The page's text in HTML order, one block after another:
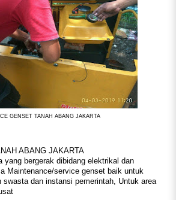
GENSET TANAH ABANG JAKARTA
ABANG JAKARTA
yang bergerak dibidang elektrikal dan
Maintenance/service genset baik untuk
swasta dan instansi pemerintah, Untuk area